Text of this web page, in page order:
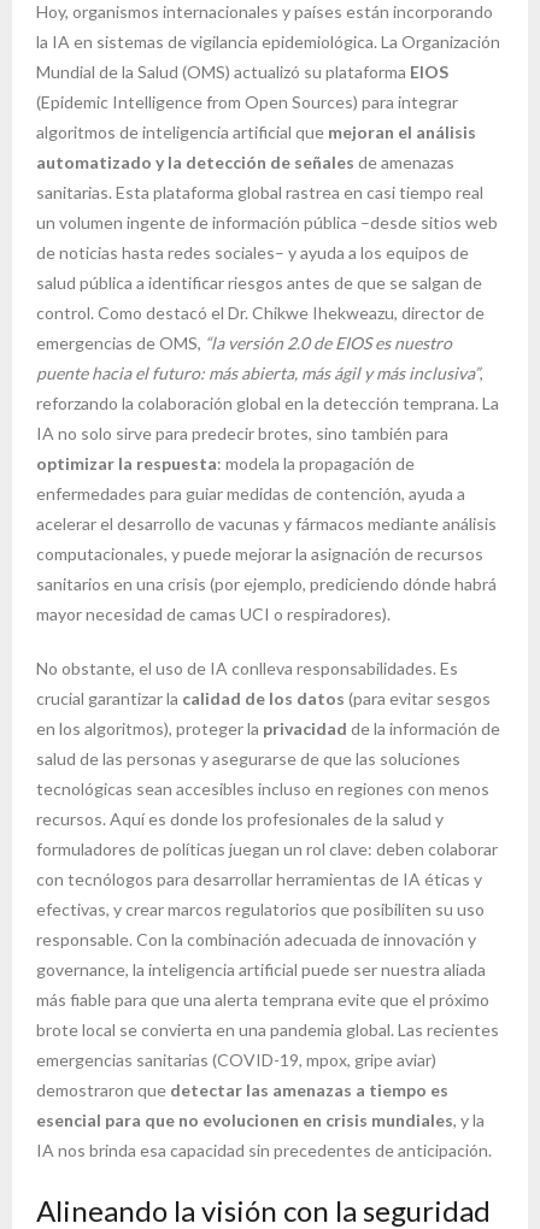
Hoy, organismos internacionales y países están incorporando
la IA en sistemas de vigilancia epidemiológica. La Organización
Mundial de la Salud (OMS) actualizó su plataforma EIOS
(Epidemic Intelligence from Open Sources) para integrar
algoritmos de inteligencia artificial que mejoran el análisis
automatizado y la detección de señales de amenazas
sanitarias. Esta plataforma global rastrea en casi tiempo real
un volumen ingente de información pública –desde sitios web
de noticias hasta redes sociales– y ayuda a los equipos de
salud pública a identificar riesgos antes de que se salgan de
control. Como destacó el Dr. Chikwe Ihekweazu, director de
emergencias de OMS, “la versión 2.0 de EIOS es nuestro
puente hacia el futuro: más abierta, más ágil y más inclusiva”,
reforzando la colaboración global en la detección temprana. La
IA no solo sirve para predecir brotes, sino también para
optimizar la respuesta: modela la propagación de
enfermedades para guiar medidas de contención, ayuda a
acelerar el desarrollo de vacunas y fármacos mediante análisis
computacionales, y puede mejorar la asignación de recursos
sanitarios en una crisis (por ejemplo, prediciendo dónde habrá
mayor necesidad de camas UCI o respiradores).
No obstante, el uso de IA conlleva responsabilidades. Es
crucial garantizar la calidad de los datos (para evitar sesgos
en los algoritmos), proteger la privacidad de la información de
salud de las personas y asegurarse de que las soluciones
tecnológicas sean accesibles incluso en regiones con menos
recursos. Aquí es donde los profesionales de la salud y
formuladores de políticas juegan un rol clave: deben colaborar
con tecnólogos para desarrollar herramientas de IA éticas y
efectivas, y crear marcos regulatorios que posibiliten su uso
responsable. Con la combinación adecuada de innovación y
governance, la inteligencia artificial puede ser nuestra aliada
más fiable para que una alerta temprana evite que el próximo
brote local se convierta en una pandemia global. Las recientes
emergencias sanitarias (COVID-19, mpox, gripe aviar)
demostraron que detectar las amenazas a tiempo es
esencial para que no evolucionen en crisis mundiales, y la
IA nos brinda esa capacidad sin precedentes de anticipación.
Alineando la visión con la seguridad